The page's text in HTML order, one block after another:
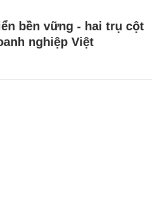
bền vững - hai trụ cột
nghiệp Việt